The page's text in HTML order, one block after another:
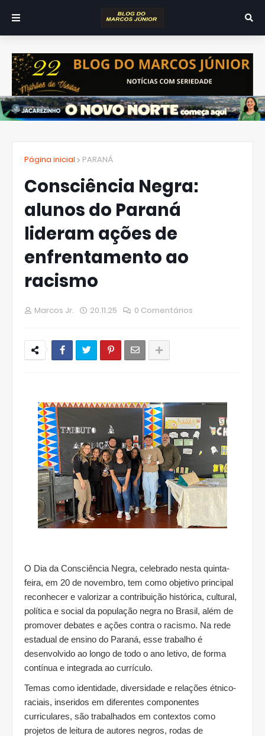
Página inicial PARANÁ
Consciência Negra:
alunos do Paraná
lideram ações de
enfrentamento ao
racismo
Marcos Jr. 20.11.25 0 Comentários
O Dia da Consciência Negra, celebrado nesta quinta-
feira, em 20 de novembro, tem como objetivo principal
reconhecer e valorizar a contribuição histórica, cultural,
política e social da população negra no Brasil, além de
promover debates e ações contra o racismo. Na rede
estadual de ensino do Paraná, esse trabalho é
desenvolvido ao longo de todo o ano letivo, de forma
contínua e integrada ao currículo.
Temas como identidade, diversidade e relações étnico-
raciais, inseridos em diferentes componentes
curriculares, são trabalhados em contextos como
projetos de leitura de autores negros, rodas de